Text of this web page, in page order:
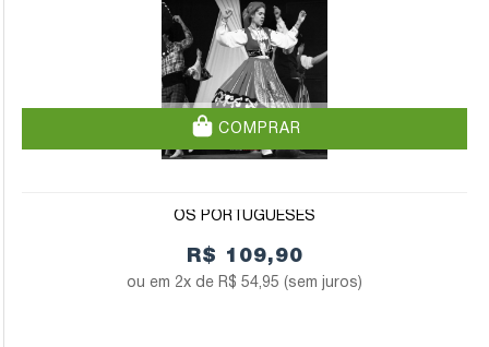
COMPRAR
OS PORTUGUESES
R$ 109,90
2x de R$ 54,95 (sem juros)